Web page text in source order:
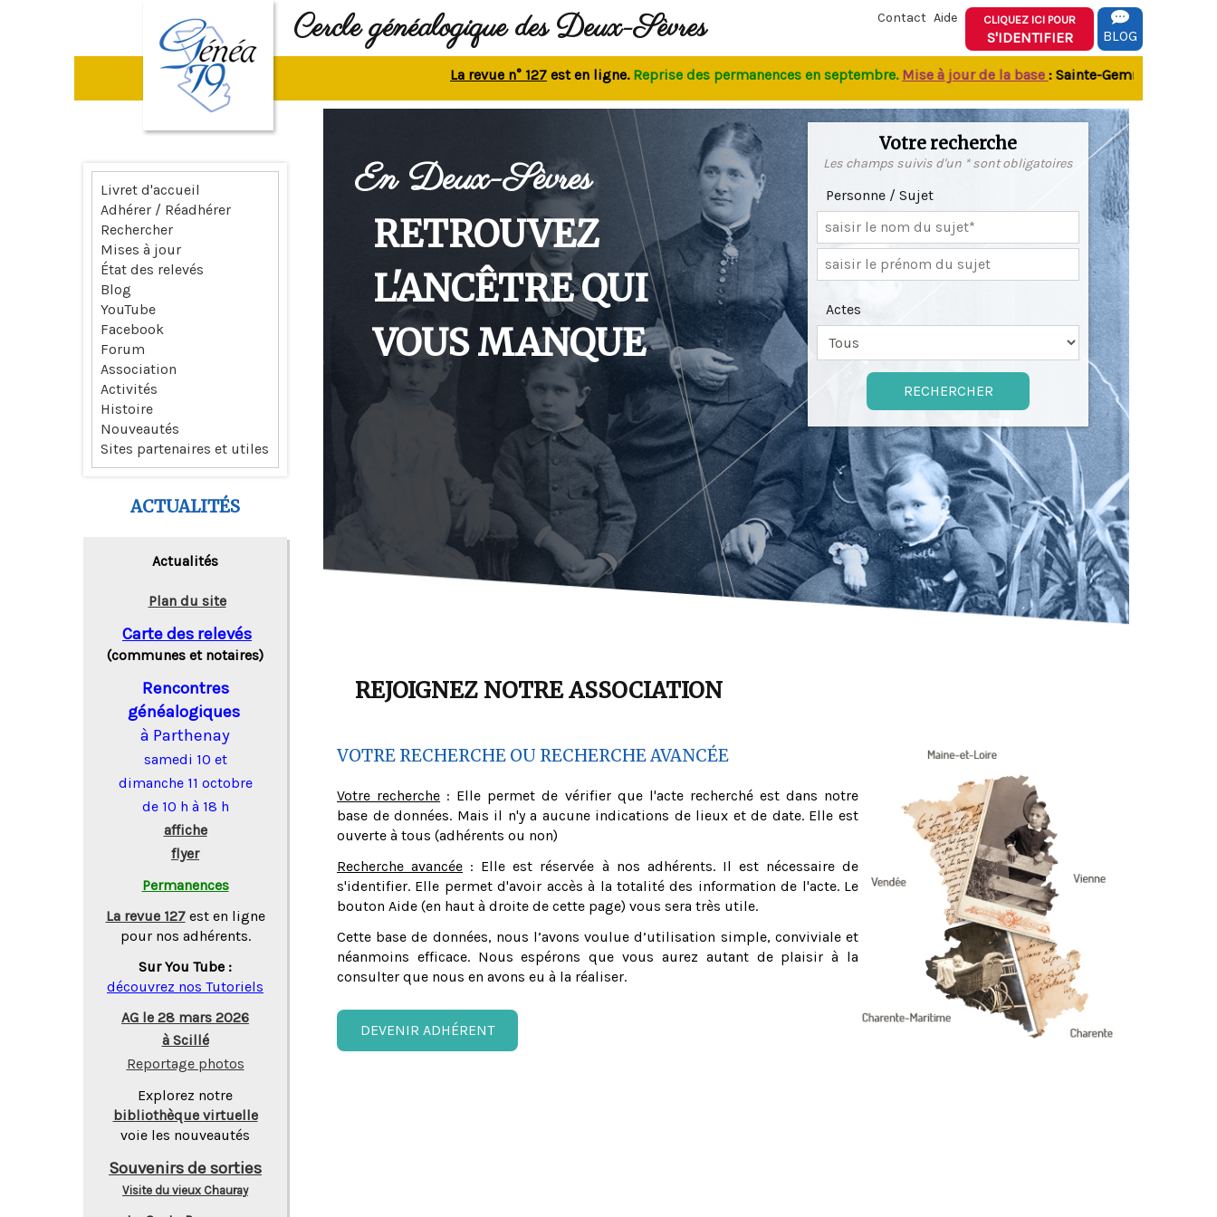
Cercle généalogique des Deux-Sèvres Contact Aide CLIQUEZ ICI POUR
S'IDENTIFIER BLOG
La revue n° 127est en ligne.Reprise des permanences en septembre.Mise à jour de la base: Sainte-Gemme : BN M SD
En Deux-Sèvres
RETROUVEZ
L'ANCÊTRE QUI
VOUS MANQUE
Votre recherche
Les champs suivis d'un * sont obligatoires
Personne / Sujet
Actes
REJOIGNEZ NOTRE ASSOCIATION
VOTRE RECHERCHE OU RECHERCHE AVANCÉE
Votre recherche : Elle permet de vérifier que l'acte recherché est dans notre
base de données. Mais il n'y a aucune indications de lieux et de date. Elle est
ouverte à tous (adhérents ou non)
Recherche avancée : Elle est réservée à nos adhérents. Il est nécessaire de
s'identifier. Elle permet d'avoir accès à la totalité des information de l'acte. Le
bouton Aide (en haut à droite de cette page) vous sera très utile.
Cette base de données, nous l’avons voulue d’utilisation simple, conviviale et
néanmoins efficace. Nous espérons que vous aurez autant de plaisir à la
consulter que nous en avons eu à la réaliser.
DEVENIR ADHÉRENT
Livret d'accueil
Adhérer / Réadhérer
Rechercher
Mises à jour
État des relevés
Blog
YouTube
Facebook
Forum
Association
Activités
Histoire
Nouveautés
Sites partenaires et utiles
ACTUALITÉS
Actualités
Plan du site
Carte des relevés
(communes et notaires)
Rencontres
généalogiques
à Parthenay
samedi 10 et
dimanche 11 octobre
de 10 h à 18 h
affiche
flyer
Permanences
La revue 127 est en ligne
pour nos adhérents.
Sur You Tube :
découvrez nos Tutoriels
AG le 28 mars 2026
à Scillé
Reportage photos
Explorez notre
bibliothèque virtuelle
voie les nouveautés
Souvenirs de sorties
Visite du vieux Chauray